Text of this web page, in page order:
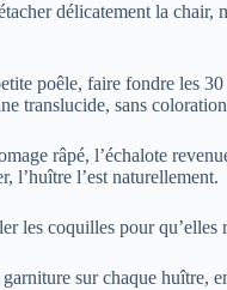
délicatement la chair,
poêle, faire fondre les
translucide, sans
râpé, l’échalote
l’huître l’est naturellement.
les coquilles pour qu’elles
sur chaque huître,